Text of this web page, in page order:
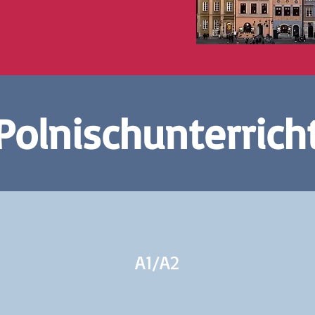
A1/A2